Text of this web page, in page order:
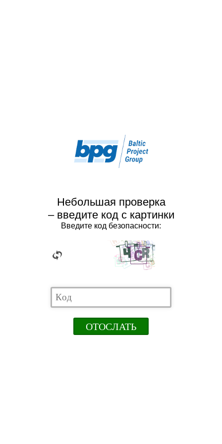
Небольшая проверка
– введите код с картинки
Введите код безопасности: